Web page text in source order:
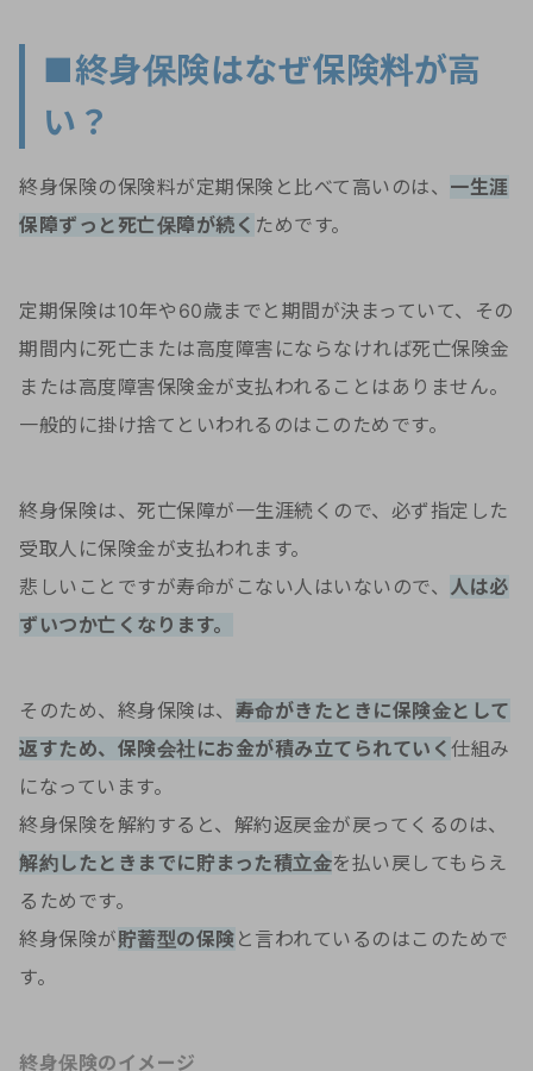
■終身保険はなぜ保険料が高
い？
終身保険の保険料が定期保険と比べて高いのは、 一生涯
保障ずっと死亡保障が続く ためです。
定期保険は10年や60歳までと期間が決まっていて、その
期間内に死亡または高度障害にならなければ死亡保険金
または高度障害保険金が支払われることはありません。
一般的に掛け捨てといわれるのはこのためです。
終身保険は、死亡保障が一生涯続くので、必ず指定した
受取人に保険金が支払われます。
悲しいことですが寿命がこない人はいないので、 人は必
ずいつか亡くなります。
そのため、終身保険は、 寿命がきたときに保険金として
返すため、保険会社にお金が積み立てられていく 仕組み
になっています。
終身保険を解約すると、解約返戻金が戻ってくるのは、
解約したときまでに貯まった積立金を払い戻してもらえ
るためです。
終身保険が貯蓄型の保険 と言われているのはこのためで
す。
終身保険のイメージ